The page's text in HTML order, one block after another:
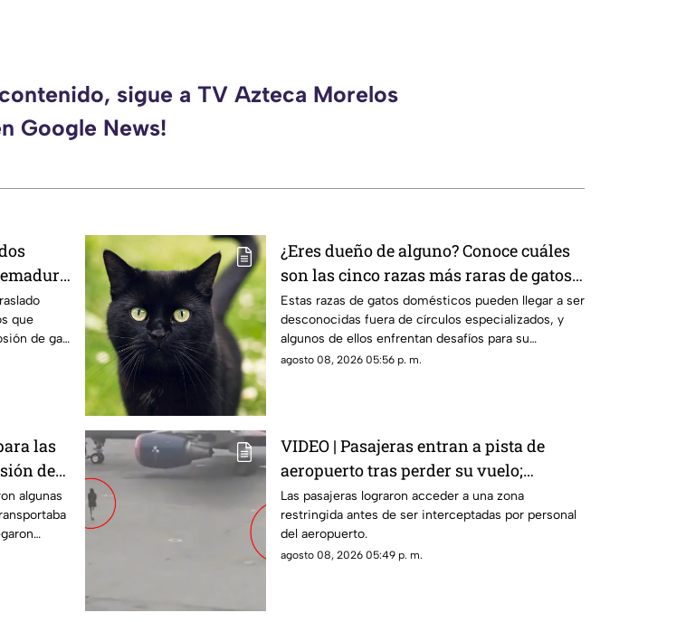
sigue a TV Azteca Morelos
Google News!
que
de gas
¿Eres dueño de alguno? Conoce cuáles
son las cinco razas más raras de gatos
domésticos en todo el mundo
Estas razas de gatos domésticos pueden llegar a ser
desconocidas fuera de círculos especializados, y
algunos de ellos enfrentan desafíos para su
preservación.
agosto 08, 2026 05:56 p. m.
las
de
algunas
VIDEO | Pasajeras entran a pista de
aeropuerto tras perder su vuelo;
autoridades logran detenerlas
Las pasajeras lograron acceder a una zona
restringida antes de ser interceptadas por personal
del aeropuerto.
agosto 08, 2026 05:49 p. m.